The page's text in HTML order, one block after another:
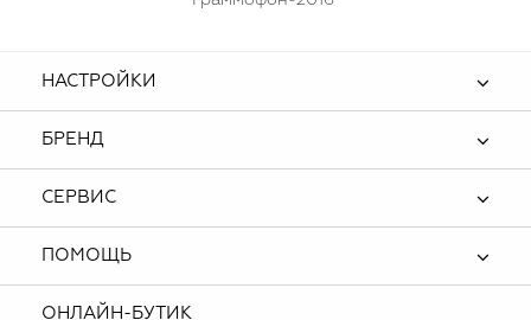
НАСТРОЙКИ
БРЕНД
СЕРВИС
ПОМОЩЬ
ОНЛАЙН-БУТИК